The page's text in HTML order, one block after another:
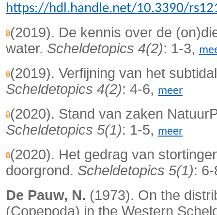
https://hdl.handle.net/10.3390/
(2019). De kennis over de
water. Scheldetopics 4(2): 1-3,
(2019). Verfijning van het
Scheldetopics 4(2): 4-6, meer
(2020). Stand van zaken
Scheldetopics 5(1): 1-5, meer
(2020). Het gedrag van
doorgrond. Scheldetopics 5(1):
De Pauw, N. (1973). On the
(Copepoda) in the Western